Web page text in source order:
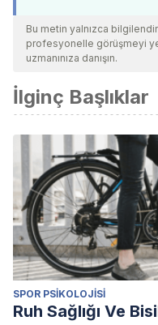
Bu metin yalnızca
profesyonelle görüşmeyi
uzmanınıza danışın.
İlginç Başlıklar
SPOR PSIKOLOJISI
Ruh Sağlığı Ve